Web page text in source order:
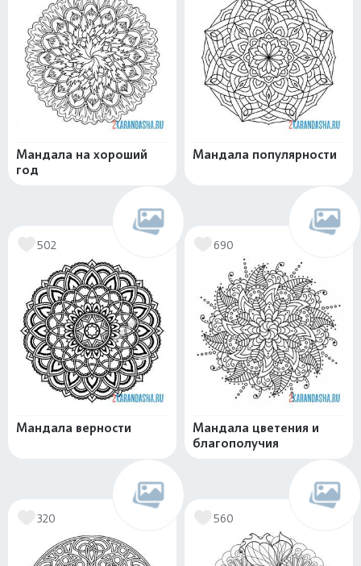
Мандала на хороший
год
Мандала популярности
502
Мандала верности
690
Мандала цветения и
благополучия
320 560